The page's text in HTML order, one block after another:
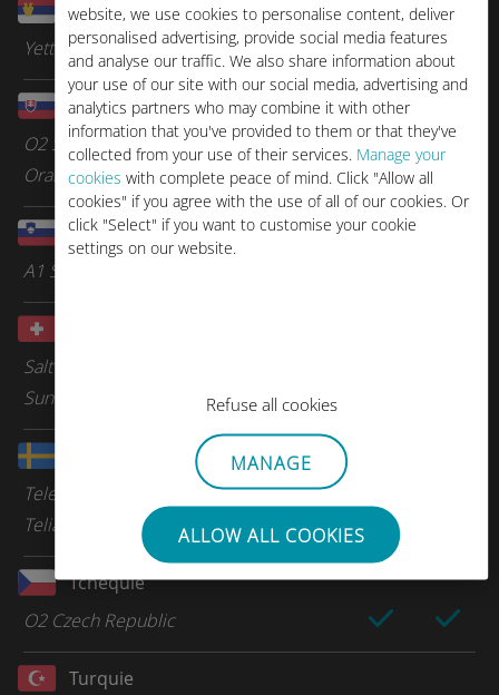
website, we use cookies to personalise content, deliver
personalised advertising, provide social media features
and analyse our traffic. We also share information about
your use of our site with our social media, advertising and
analytics partners who may combine it with other
information that you've provided to them or that they've
collected from your use of their services. Manage your
cookies with complete peace of mind. Click "Allow all
cookies" if you agree with the use of all of our cookies. Or
click "Select" if you want to customise your cookie
settings on our website.
Refuse all cookies
MANAGE
ALLOW ALL COOKIES
Serbie
Yettel
Slovaquie
O2 Slovakia
Orange
Slovénie
A1 Slovenia
Salt
Sunrise
Tele2
Telia
Tchéquie
O2 Czech Republic
Turquie